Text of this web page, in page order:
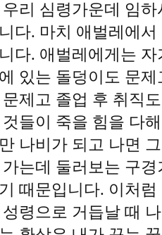
우리 심령가운데 임
다. 마치 애벌레에
다. 애벌레에게는
있는 돌덩이도 문
문제고 졸업 후 취직
것들이 죽을 힘을 다
나비가 되고 나면
는데 둘러보는 구
때문입니다. 이처
성령으로 거듭날 때